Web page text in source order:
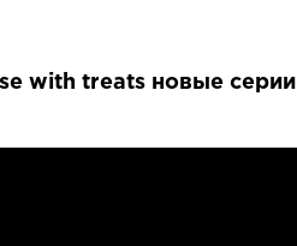
with treats новые серии